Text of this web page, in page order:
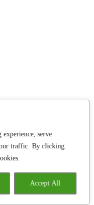
experience, serve
our traffic. By clicking
Accept All